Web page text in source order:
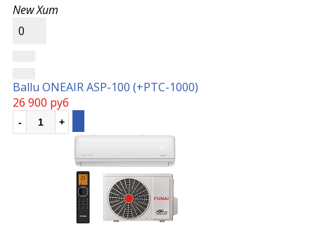
NewХит
0
Ballu ONEAIR ASP-100 (+РТС-1000)
26 900 руб